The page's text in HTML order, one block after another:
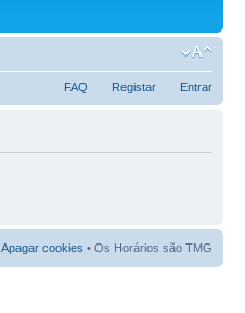
FAQ Registar Entrar
Apagar cookies • Os Horários são TMG